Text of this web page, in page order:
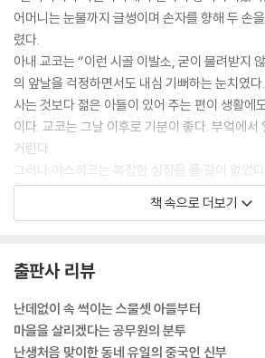
어머니는 눈물까지 글썽이며 손자를 향해 두 손
렸다.
아내 교코는 “이런 시골 이발소, 굳이 물려받지
의 앞날을 걱정하면서도 내심 기뻐하는 눈치였다
사는 것보다 젊은 아들이 있어 주는 편이 생활에
이다. 교코는 그날 이후로 기분이 좋다. 부엌에서
거린다.
그러나 야스히코는 복잡한 심정을 풀 길이 없었
이런 시골에서 이발소에 앞날이 있으리라고는 생
가즈마사가 낮은 목소리로 웅얼거렸다. 그러나
앉은 온 회장에 울렸다.
“시도해보지도 않고 침몰하고 있다고 어떻게 말
“시도했지. 지금까지 몇 번이나. 그러나 허사였어
책 속으로 더보기
출판사 리뷰
난데없이 속 썩이는 스물셋 아들부터
마을을 살리겠다는 공무원의 분투
난생처음 맞이한 동네 유일의 중국인 신부